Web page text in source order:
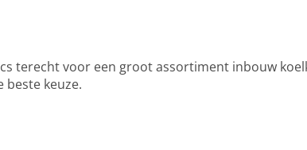
terecht voor een groot assortiment inbouw
beste keuze.